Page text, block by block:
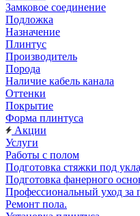
Замковое соединение
Подложка
Назначение
Плинтус
Производитель
Порода
Наличие кабель канала
Оттенки
Покрытие
Форма плинтуса
Акции
Услуги
Работы с полом
Подготовка стяжки под
Подготовка фанерного
Профессиональный уход за
Ремонт пола.